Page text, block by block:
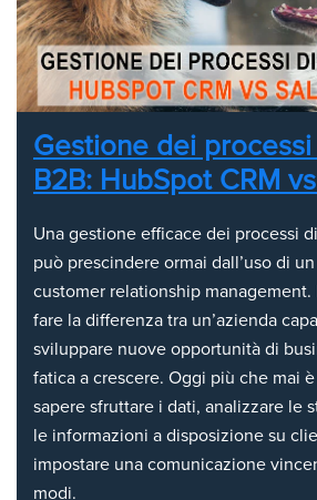
Gestione dei
B2B: HubSpot CRM
Una gestione efficace dei processi
può prescindere ormai dall’uso di
customer relationship
fare la differenza tra un’azienda
sviluppare nuove opportunità di
fatica a crescere. Oggi più che mai
sapere sfruttare i dati, analizzare le
le informazioni a disposizione su
impostare una comunicazione
modi.